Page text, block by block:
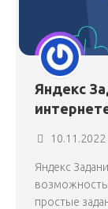
Яндекс
10.11.2022
Яндекс
возможность
простые